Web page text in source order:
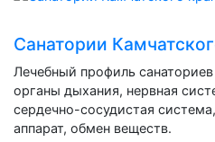
Санатории
Лечебный профиль
органы дыхания, нервная
сердечно-сосудистая
аппарат, обмен веществ.